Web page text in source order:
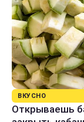
ВКУСНО
Открываешь